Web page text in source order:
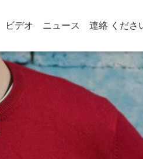
ビデオ ニュース 連絡 くださ